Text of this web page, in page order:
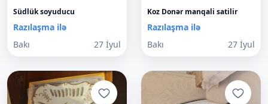
Südlük soyuducu
Razılaşma ilə
Bakı
27 İyul
Koz Donər manqali satilir
Razılaşma ilə
Bakı
27 İyul